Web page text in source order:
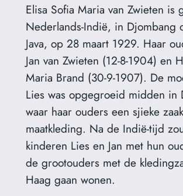
Elisa Sofia Maria van Zwieten is
Nederlands-Indië, in Djombang
Java, op 28 maart 1929. Haar
Jan van Zwieten (12-8-1904) en
Maria Brand (30-9-1907). De
Lies was opgegroeid midden in
waar haar ouders een sjieke
maatkleding. Na de Indië-tijd
kinderen Lies en Jan met hun
de grootouders met de
Haag gaan wonen.